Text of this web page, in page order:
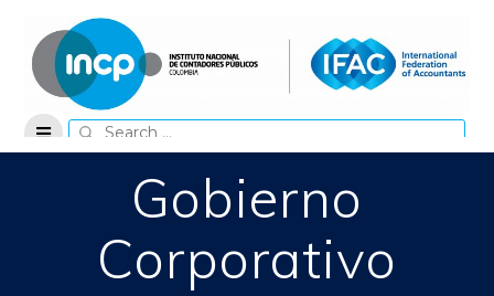
content
Search
for:
Gobierno
Corporativo